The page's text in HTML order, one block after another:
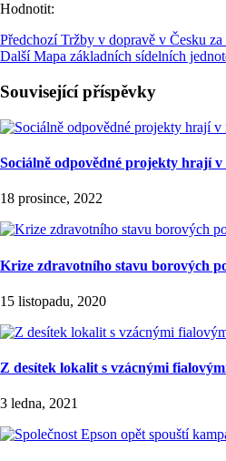
Hodnotit:
Předchozí Tržby v dopravě v Česku
Další Mapa základních sídelních
Související příspěvky
Sociálně odpovědné projekty hrají
18 prosince, 2022
Krize zdravotního stavu borových
15 listopadu, 2020
Z desítek lokalit s vzácnými
3 ledna, 2021